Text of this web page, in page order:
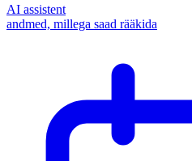
AI assistent
andmed, millega saad rääkida